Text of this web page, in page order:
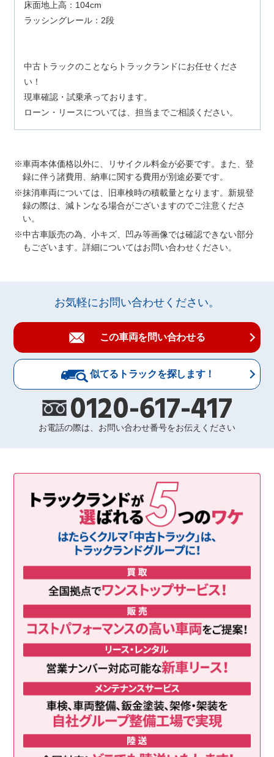
床面地上高：104cm
ラッシングレール：2段
中古トラックのことならトラックランドにお任せくださ
い！
現車確認・試乗承っております。
ローン・リースについては、担当までご相談ください。
車両本体価格以外に、リサイクル料金が必要です。また、登
録に伴う諸費用、納車に関する費用が別途必要です。
抹消車両については、旧車検時の積載量となります。新規登
録の際は、減トンなる場合がございますのでご注意くださ
い。
中古車販売の為、小キズ、凹み等画像では確認できない部分
もございます。詳細についてはお問い合わせください。
お気軽にお問い合わせください。
この車両を問い合わせる
似てるトラックを探します！
0120-617-417
お電話の際は、お問い合わせ番号をお伝えください